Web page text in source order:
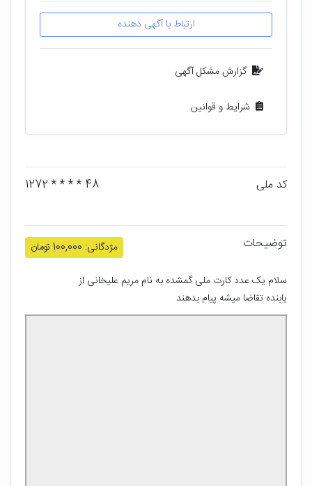
ارتباط با آگهی دهنده
گزارش مشکل آگهی
شرایط و قوانین
کد ملی 48 * * * * 1272
توضیحات
مژدگانی: 100,000 تومان
یابنده تقاضا میشه پیام بدهند